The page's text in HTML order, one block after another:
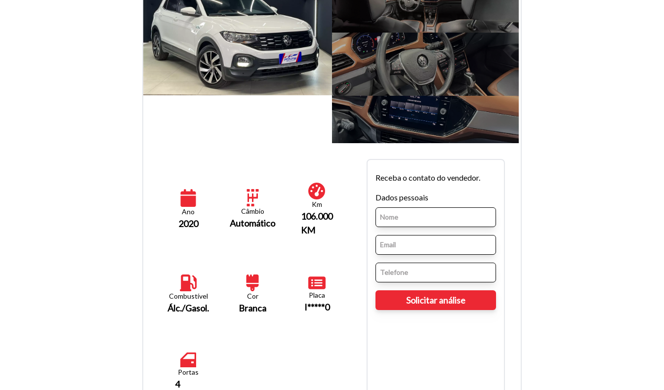
Ano
2020
Câmbio
Automático
Km
106.000
KM
Combustível
Álc./Gasol.
Cor
Branca
Placa
I*****0
Portas
4
Receba o contato do vendedor.
Dados pessoais